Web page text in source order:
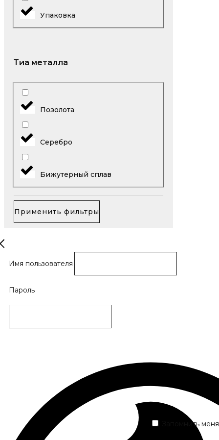
Упаковка
Тиа металла
Позолота
Серебро
Бижутерный сплав
Применить фильтры
Имя пользователя
Пароль
Запомнить меня